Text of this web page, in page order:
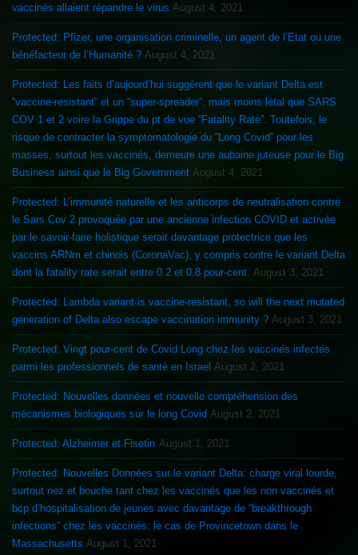
vaccinés allaient répandre le virus August 4, 2021
Protected: Pfizer, une organisation criminelle, un agent de l’Etat ou une
bénéfacteur de l’Humanité ? August 4, 2021
Protected: Les faits d’aujourd’hui suggèrent que le variant Delta est
“vaccine-resistant” et un “super-spreader”, mais moins létal que SARS
COV 1 et 2 voire la Grippe du pt de vue “Fatality Rate”. Toutefois, le
risque de contracter la symptomatologie du “Long Covid” pour les
masses, surtout les vaccinés, demeure une aubaine juteuse pour le Big
Business ainsi que le Big Government August 4, 2021
Protected: L’immunité naturelle et les anticorps de neutralisation contre
le Sars Cov 2 provoquée par une ancienne infection COVID et activée
par le savoir-faire holistique serait davantage protectrice que les
vaccins ARNm et chinois (CoronaVac), y compris contre le variant Delta
dont la fatality rate serait entre 0.2 et 0.8 pour-cent. August 3, 2021
Protected: Lambda variant is vaccine-resistant, so will the next mutated
generation of Delta also escape vaccination immunity ? August 3, 2021
Protected: Vingt pour-cent de Covid Long chez les vaccinés infectés
parmi les professionnels de santé en Israel August 2, 2021
Protected: Nouvelles données et nouvelle compréhension des
mécanismes biologiques sur le long Covid August 2, 2021
Protected: Alzheimer et Fisetin August 1, 2021
Protected: Nouvelles Données sur le variant Delta: charge viral lourde,
surtout nez et bouche tant chez les vaccinés que les non vaccinés et
bcp d’hospitalisation de jeunes avec davantage de “breakthrough
infections” chez les vaccinés: le cas de Provincetown dans le
Massachusetts August 1, 2021